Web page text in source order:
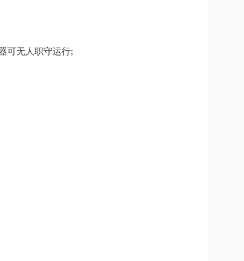
可无人职守运行;